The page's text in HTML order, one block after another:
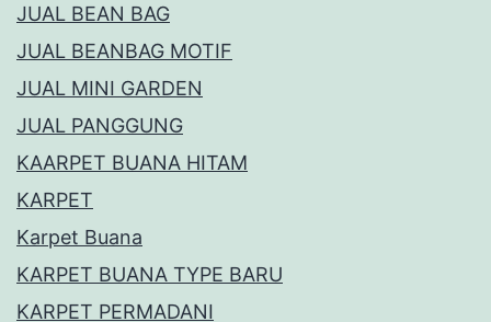
JUAL BEAN BAG
JUAL BEANBAG MOTIF
JUAL MINI GARDEN
JUAL PANGGUNG
KAARPET BUANA HITAM
KARPET
Karpet Buana
KARPET BUANA TYPE BARU
KARPET PERMADANI